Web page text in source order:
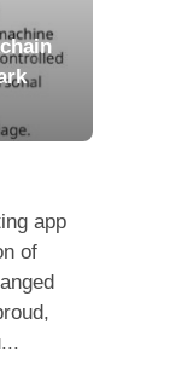
app
of